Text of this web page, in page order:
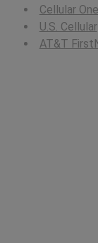
Cellular One
U.S. Cellular
AT&T